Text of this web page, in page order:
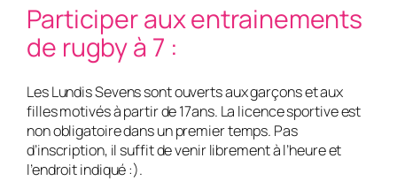
Participer aux entrainements
de rugby à 7 :
Les Lundis Sevens sont ouverts aux garçons et aux
filles motivés à partir de 17ans. La licence sportive est
non obligatoire dans un premier temps. Pas
d’inscription, il suffit de venir librement à l’heure et
l’endroit indiqué :).